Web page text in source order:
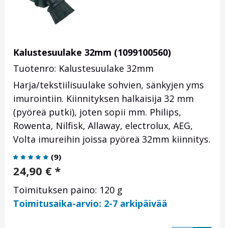
Kalustesuulake 32mm (1099100560)
Tuotenro: Kalustesuulake 32mm
Harja/tekstiilisuulake sohvien, sänkyjen yms
imurointiin. Kiinnityksen halkaisija 32 mm
(pyöreä putki), joten sopii mm. Philips,
Rowenta, Nilfisk, Allaway, electrolux, AEG,
Volta imureihin joissa pyöreä 32mm kiinnitys.
(9)
24,90 € *
Toimituksen paino: 120 g
Toimitusaika-arvio: 2-7 arkipäivää